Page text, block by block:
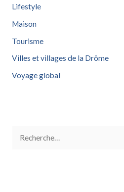
Lifestyle
Maison
Tourisme
Villes et villages de la Drôme
Voyage global